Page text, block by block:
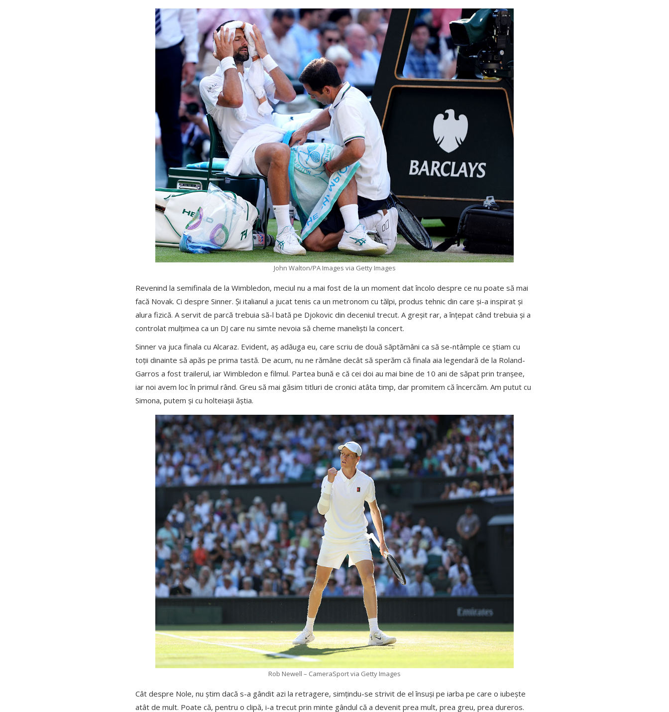
John Walton/PA Images via Getty Images
Revenind la semifinala de la Wimbledon, meciul nu a mai fost de la un moment dat încolo despre ce nu poate să mai
facă Novak. Ci despre Sinner. Și italianul a jucat tenis ca un metronom cu tălpi, produs tehnic din care și-a inspirat și
alura fizică. A servit de parcă trebuia să-l bată pe Djokovic din deceniul trecut. A greșit rar, a înțepat când trebuia și a
controlat mulțimea ca un DJ care nu simte nevoia să cheme maneliști la concert.
Sinner va juca finala cu Alcaraz. Evident, aș adăuga eu, care scriu de două săptămâni ca să se-ntâmple ce știam cu
toții dinainte să apăs pe prima tastă. De acum, nu ne rămâne decât să sperăm că finala aia legendară de la Roland-
Garros a fost trailerul, iar Wimbledon e filmul. Partea bună e că cei doi au mai bine de 10 ani de săpat prin tranșee,
iar noi avem loc în primul rând. Greu să mai găsim titluri de cronici atâta timp, dar promitem că încercăm. Am putut cu
Simona, putem și cu holteiașii ăștia.
Rob Newell – CameraSport via Getty Images
Cât despre Nole, nu știm dacă s-a gândit azi la retragere, simțindu-se strivit de el însuși pe iarba pe care o iubește
atât de mult. Poate că, pentru o clipă, i-a trecut prin minte gândul că a devenit prea mult, prea greu, prea dureros.